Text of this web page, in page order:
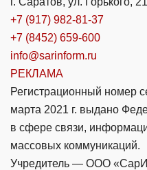
+7 (917) 982-81-37
+7 (8452) 659-600
info@sarinform.ru
РЕКЛАМА
Регистрационный номер
марта 2021 г. выдано
в сфере связи,
массовых коммуникаций.
Учредитель — ООО